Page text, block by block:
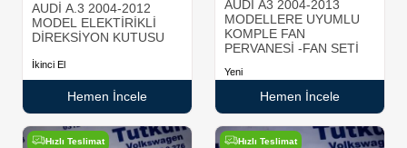
AUDİ A.3 2004-2012
MODEL ELEKTİRİKLİ
DİREKSİYON KUTUSU
İkinci El
Hemen İncele
AUDİ A3 2004-2013
MODELLERE UYUMLU
KOMPLE FAN
PERVANESİ -FAN SETİ
Yeni
Hemen İncele
Hızlı Teslimat Hızlı Teslimat